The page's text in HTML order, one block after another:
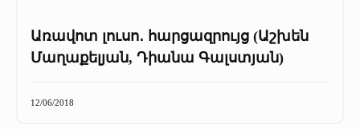
Առավոտ լուսո․ հարցազրույց (Աշխեն
Մաղաքելյան, Դիանա Գալստյան)
12/06/2018